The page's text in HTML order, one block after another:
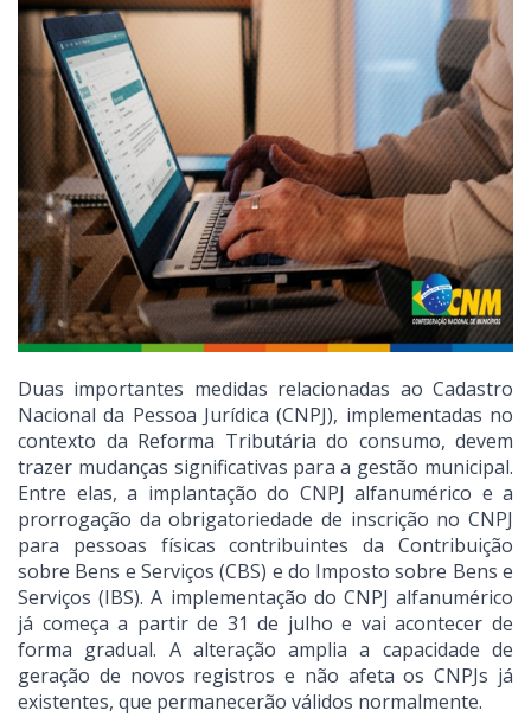
Duas importantes medidas relacionadas ao Cadastro
Nacional da Pessoa Jurídica (CNPJ), implementadas no
contexto da Reforma Tributária do consumo, devem
trazer mudanças significativas para a gestão municipal.
Entre elas, a implantação do CNPJ alfanumérico e a
prorrogação da obrigatoriedade de inscrição no CNPJ
para pessoas físicas contribuintes da Contribuição
sobre Bens e Serviços (CBS) e do Imposto sobre Bens e
Serviços (IBS). A implementação do CNPJ alfanumérico
já começa a partir de 31 de julho e vai acontecer de
forma gradual. A alteração amplia a capacidade de
geração de novos registros e não afeta os CNPJs já
existentes, que permanecerão válidos normalmente.